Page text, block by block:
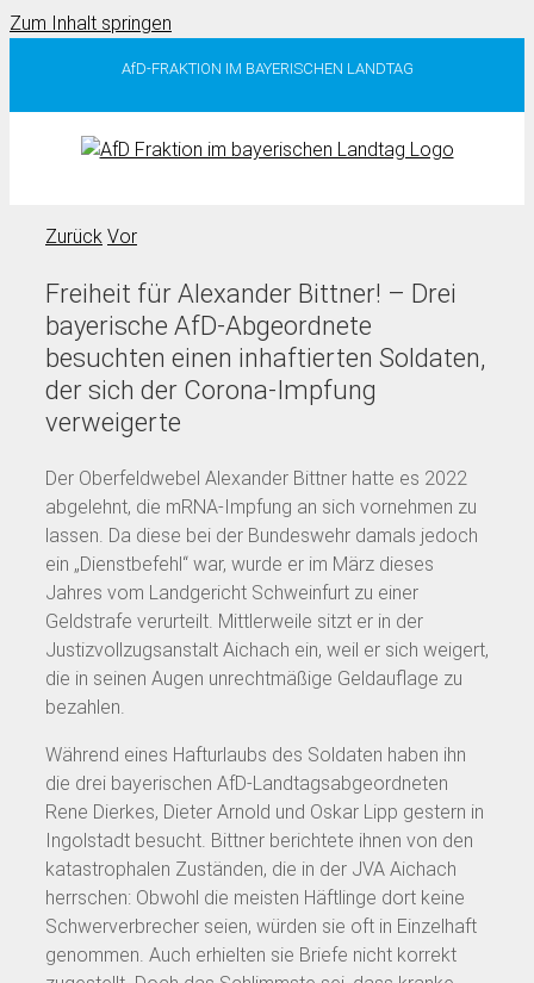
Zum Inhalt springen
AfD-FRAKTION IM BAYERISCHEN LANDTAG
Zurück Vor
Freiheit für Alexander Bittner! – Drei
bayerische AfD-Abgeordnete
besuchten einen inhaftierten Soldaten,
der sich der Corona-Impfung
verweigerte
Der Oberfeldwebel Alexander Bittner hatte es 2022
abgelehnt, die mRNA-Impfung an sich vornehmen zu
lassen. Da diese bei der Bundeswehr damals jedoch
ein „Dienstbefehl“ war, wurde er im März dieses
Jahres vom Landgericht Schweinfurt zu einer
Geldstrafe verurteilt. Mittlerweile sitzt er in der
Justizvollzugsanstalt Aichach ein, weil er sich weigert,
die in seinen Augen unrechtmäßige Geldauflage zu
bezahlen.
Während eines Hafturlaubs des Soldaten haben ihn
die drei bayerischen AfD-Landtagsabgeordneten
Rene Dierkes, Dieter Arnold und Oskar Lipp gestern in
Ingolstadt besucht. Bittner berichtete ihnen von den
katastrophalen Zuständen, die in der JVA Aichach
herrschen: Obwohl die meisten Häftlinge dort keine
Schwerverbrecher seien, würden sie oft in Einzelhaft
genommen. Auch erhielten sie Briefe nicht korrekt